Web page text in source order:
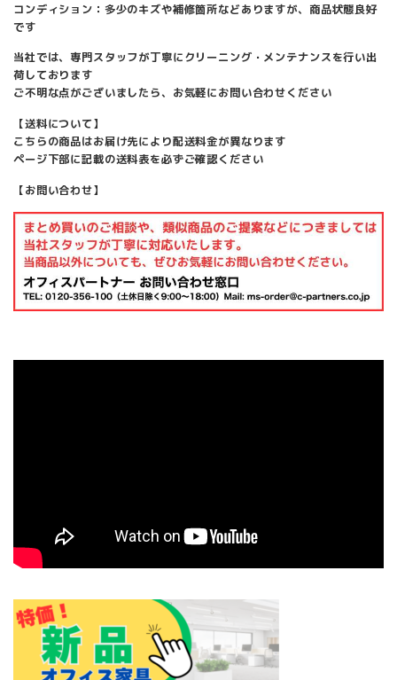
コンディション：多少のキズや補修箇所などありますが、商品状態良好
です
当社では、専門スタッフが丁寧にクリーニング・メンテナンスを行い出
荷しております
ご不明な点がございましたら、お気軽にお問い合わせください
【送料について】
こちらの商品はお届け先により配送料金が異なります
ページ下部に記載の送料表を必ずご確認ください
【お問い合わせ】